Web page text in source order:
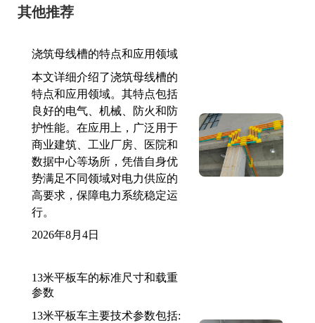
其他推荐
浇筑母线槽的特点和应用领域
本文详细介绍了浇筑母线槽的
特点和应用领域。其特点包括
良好的电气、机械、防火和防
护性能。在应用上，广泛用于
商业建筑、工业厂房、医院和
数据中心等场所，凭借自身优
势满足不同领域对电力供应的
高要求，保障电力系统稳定运
行。
2026年8月4日
13米平板车的标准尺寸和载重
参数
13米平板车主要技术参数包括: